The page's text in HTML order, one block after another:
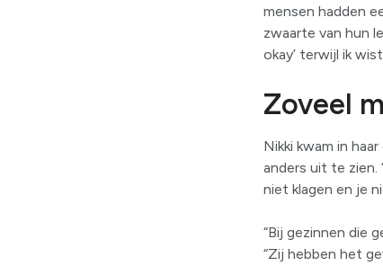
mensen hadden
zwaarte van hun
okay’ terwijl ik
Zoveel
Nikki kwam in
anders uit te zien.
niet klagen en je
“Bij gezinnen die
“Zij hebben het